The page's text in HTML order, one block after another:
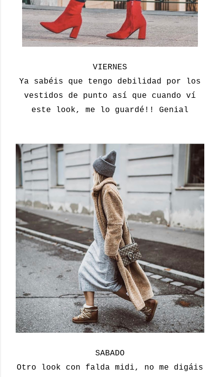
VIERNES
Ya sabéis que tengo debilidad por los
vestidos de punto así que cuando ví
este look, me lo guardé!! Genial
SABADO
Otro look con falda midi, no me digáis